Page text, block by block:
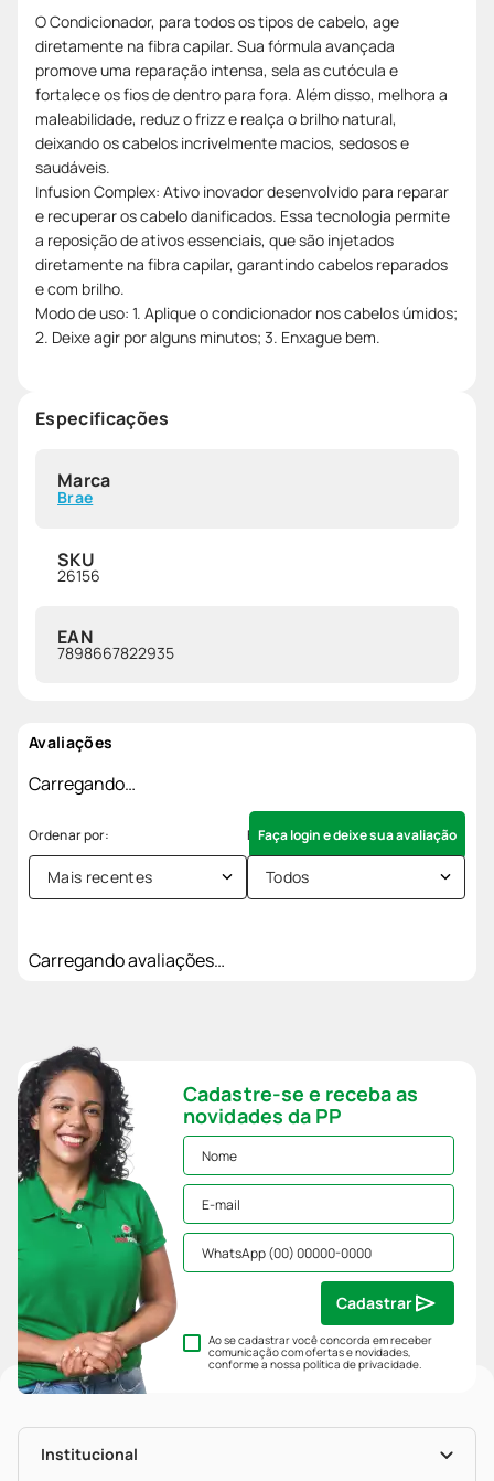
O Condicionador, para todos os tipos de cabelo, age
diretamente na fibra capilar. Sua fórmula avançada
promove uma reparação intensa, sela as cutócula e
fortalece os fios de dentro para fora. Além disso, melhora a
maleabilidade, reduz o frizz e realça o brilho natural,
deixando os cabelos incrivelmente macios, sedosos e
saudáveis.
Infusion Complex: Ativo inovador desenvolvido para reparar
e recuperar os cabelo danificados. Essa tecnologia permite
a reposição de ativos essenciais, que são injetados
diretamente na fibra capilar, garantindo cabelos reparados
e com brilho.
Modo de uso: 1. Aplique o condicionador nos cabelos úmidos;
2. Deixe agir por alguns minutos; 3. Enxague bem.
Especificações
Marca
Brae
SKU
26156
EAN
7898667822935
Avaliações
Carregando…
Faça login e deixe sua avaliação
Mais recentes Todos
Carregando avaliações…
Cadastre-se e receba as
novidades da PP
Ao se cadastrar você concorda em receber
comunicação com ofertas e novidades,
conforme a nossapolítica de privacidade.
Cadastrar
Institucional